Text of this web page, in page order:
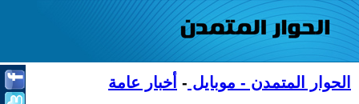
الحوار المتمدن - موبايل - أخبار عامة